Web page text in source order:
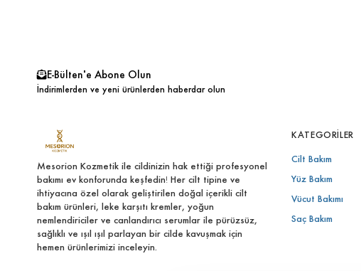
E-Bülten'e Abone Olun
İndirimlerden ve yeni ürünlerden haberdar olun
Mesorion Kozmetik ile cildinizin hak ettiği profesyonel
bakımı ev konforunda keşfedin! Her cilt tipine ve
ihtiyacına özel olarak geliştirilen doğal içerikli cilt
bakım ürünleri, leke karşıtı kremler, yoğun
nemlendiriciler ve canlandırıcı serumlar ile pürüzsüz,
sağlıklı ve ışıl ışıl parlayan bir cilde kavuşmak için
hemen ürünlerimizi inceleyin.
KATEGORILER
Cilt Bakım
Yüz Bakım
Vücut Bakımı
Saç Bakım